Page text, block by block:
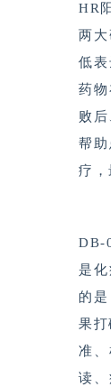
HR
两
低
药
败
帮
疗，
DB-
是
的
果
准
读